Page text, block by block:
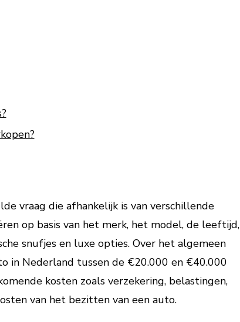
vraag die afhankelijk is van verschillende
op basis van het merk, het model, de leeftijd,
snufjes en luxe opties. Over het algemeen
in Nederland tussen de €20.000 en €40.000
kosten zoals verzekering, belastingen,
van het bezitten van een auto.